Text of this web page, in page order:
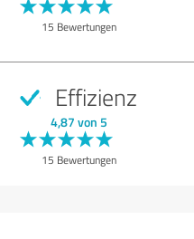
15 Bewertungen
Effizienz
4,87 von 5
15 Bewertungen